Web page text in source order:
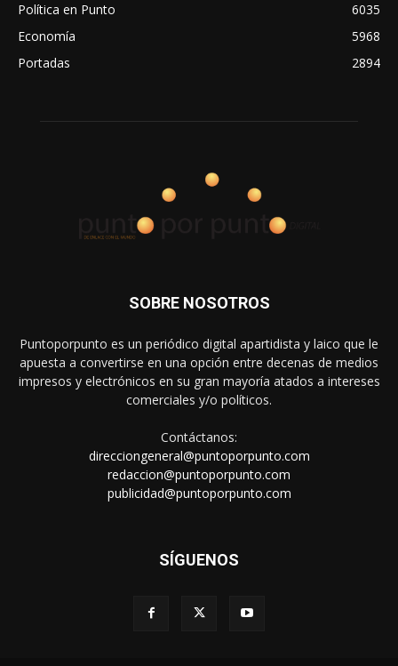
Política en Punto
6035
Economía
5968
Portadas
2894
SOBRE NOSOTROS
Puntoporpunto es un periódico digital apartidista y laico que le
apuesta a convertirse en una opción entre decenas de medios
impresos y electrónicos en su gran mayoría atados a intereses
comerciales y/o políticos.
Contáctanos:
direcciongeneral@puntoporpunto.com
redaccion@puntoporpunto.com
publicidad@puntoporpunto.com
SÍGUENOS